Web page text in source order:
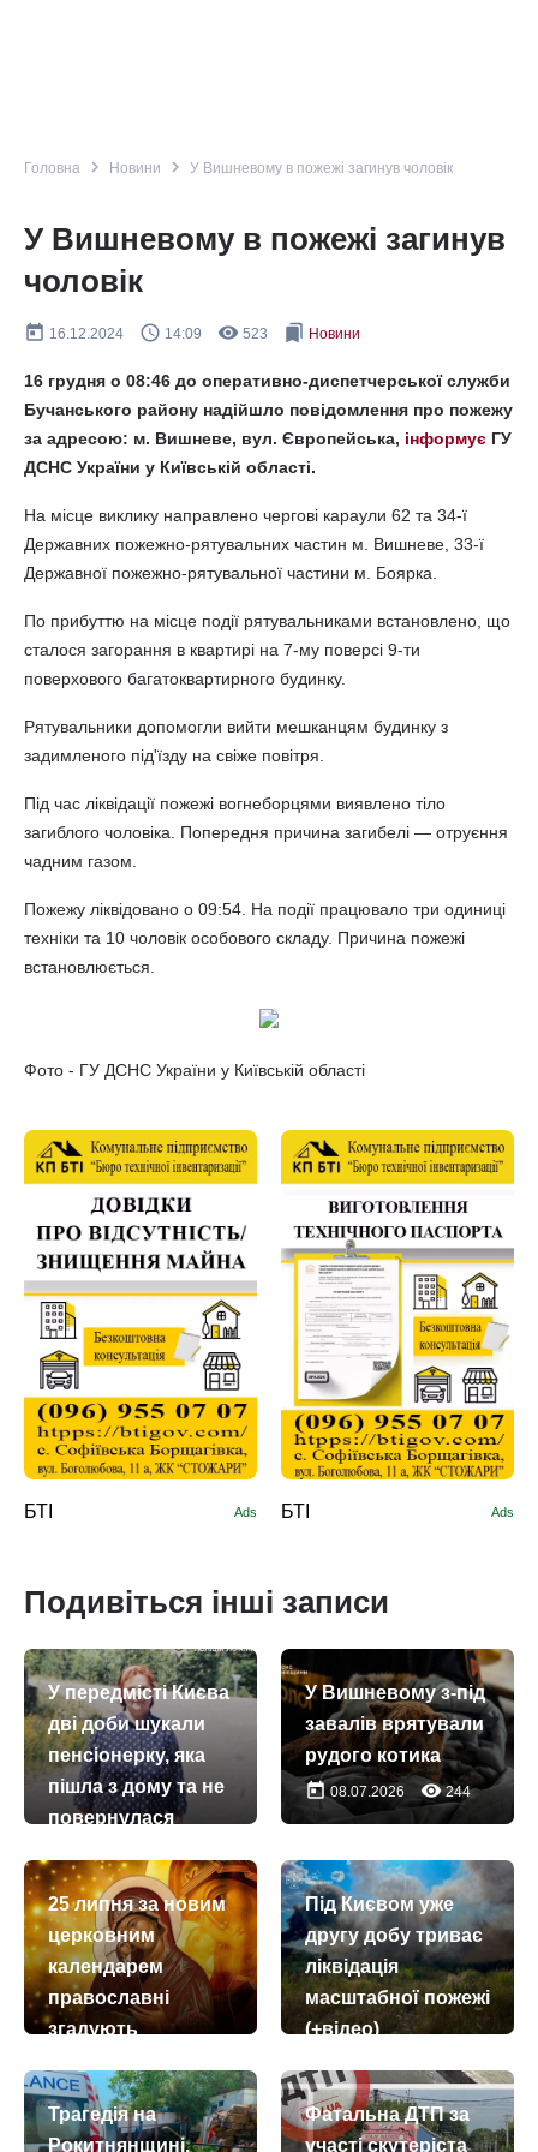
Головна navigate_next Новини navigate_next У Вишневому в пожежі загинув чоловік
У Вишневому в пожежі загинув
чоловік
today 16.12.2024 query_builder 14:09 remove_red_eye 523 bookmarks Новини
16 грудня о 08:46 до оперативно-диспетчерської служби
Бучанського району надійшло повідомлення про пожежу
за адресою: м. Вишневе, вул. Європейська, інформує ГУ
ДСНС України у Київській області.
На місце виклику направлено чергові караули 62 та 34-ї
Державних пожежно-рятувальних частин м. Вишневе, 33-ї
Державної пожежно-рятувальної частини м. Боярка.
По прибуттю на місце події рятувальниками встановлено, що
сталося загорання в квартирі на 7-му поверсі 9-ти
поверхового багатоквартирного будинку.
Рятувальники допомогли вийти мешканцям будинку з
задимленого під'їзду на свіже повітря.
Під час ліквідації пожежі вогнеборцями виявлено тіло
загиблого чоловіка. Попередня причина загибелі — отруєння
чадним газом.
Пожежу ліквідовано о 09:54. На події працювало три одиниці
техніки та 10 чоловік особового складу. Причина пожежі
встановлюється.
Фото - ГУ ДСНС України у Київській області
БТІ Ads БТІ Ads
Подивіться інші записи
У передмісті Києва
дві доби шукали
пенсіонерку, яка
пішла з дому та не
повернулася
У Вишневому з-під
завалів врятували
рудого котика
today 08.07.2026 remove_red_eye244
25 липня за новим
церковним
календарем
православні
згадують
today25.07.2026 remove_red_eye61
Під Києвом уже
другу добу триває
ліквідація
масштабної пожежі
(+відео)
Трагедія на
Рокитнянщині.
Фатальна ДТП за
участі скутеріста